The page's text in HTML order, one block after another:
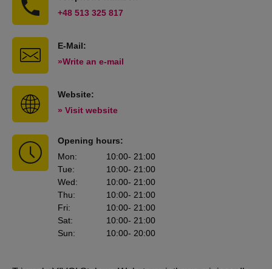
+48 513 325 817
E-Mail:
»Write an e-mail
Website:
» Visit website
Opening hours:
Mon: 10:00- 21:00
Tue: 10:00- 21:00
Wed: 10:00- 21:00
Thu: 10:00- 21:00
Fri: 10:00- 21:00
Sat: 10:00- 21:00
Sun: 10:00- 20:00